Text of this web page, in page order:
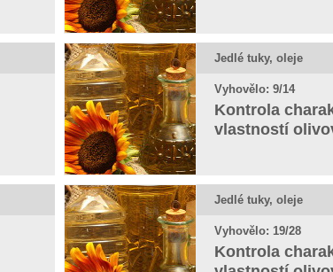
Jedlé tuky, oleje
Vyhovělo: 9/14
Kontrola
vlastností
Jedlé tuky, oleje
Vyhovělo: 19/28
Kontrola